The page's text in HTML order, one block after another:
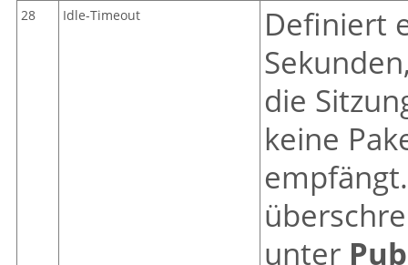
28 Idle-Timeout
Definiert
die
keine
unter